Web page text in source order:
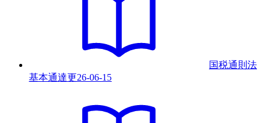
国税通則法
基本通達更26-06-15